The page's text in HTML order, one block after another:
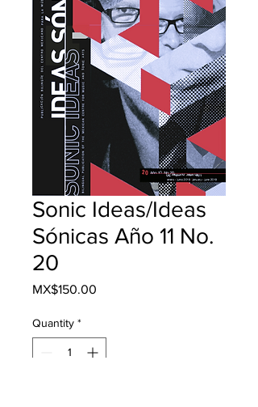
Sonic Ideas/Ideas
Sónicas Año 11 No.
20
MX$150.00
Quantity *